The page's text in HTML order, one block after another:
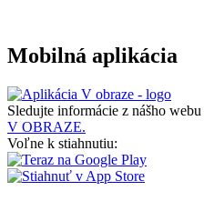
Mobilná aplikácia
Sledujte informácie z nášho
V OBRAZE.
Voľne k stiahnutiu: